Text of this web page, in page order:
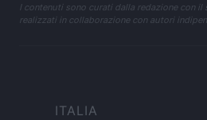
I contenuti sono curati dalla redazione con
realizzati in collaborazione con autori
ITALIA